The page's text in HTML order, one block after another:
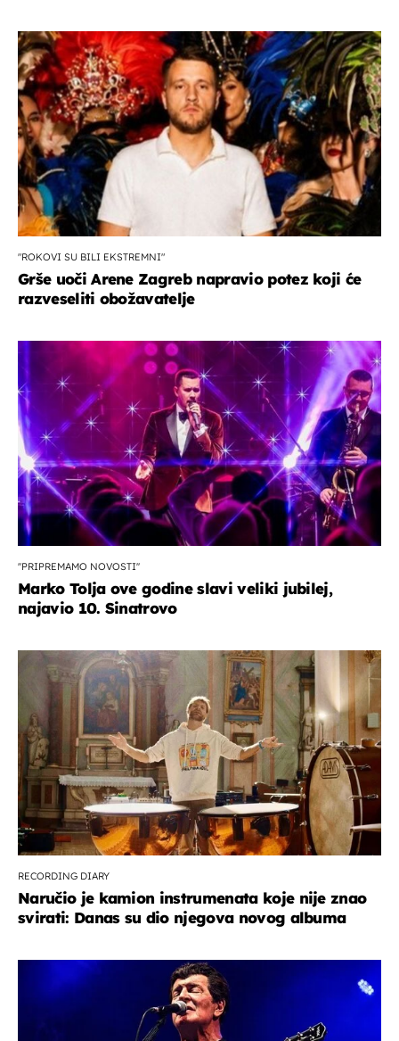
"ROKOVI SU BILI EKSTREMNI"
Grše uoči Arene Zagreb napravio potez koji će
razveseliti obožavatelje
''PRIPREMAMO NOVOSTI''
Marko Tolja ove godine slavi veliki jubilej,
najavio 10. Sinatrovo
RECORDING DIARY
Naručio je kamion instrumenata koje nije znao
svirati: Danas su dio njegova novog albuma